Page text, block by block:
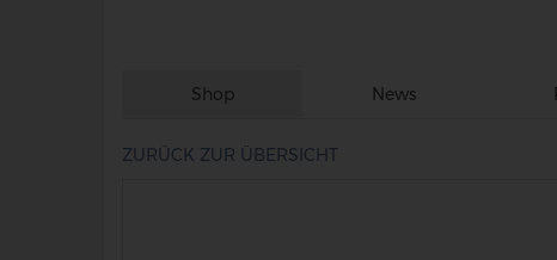
Shop News
ZURÜCK ZUR ÜBERSICHT